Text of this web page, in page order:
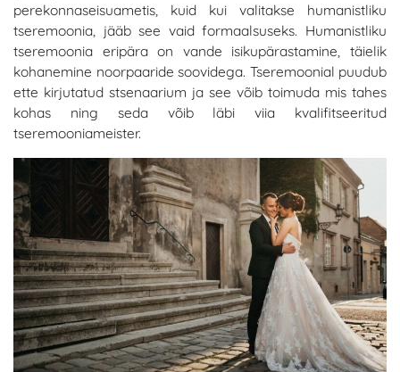
perekonnaseisuametis, kuid kui valitakse humanistliku
tseremoonia, jääb see vaid formaalsuseks. Humanistliku
tseremoonia eripära on vande isikupärastamine, täielik
kohanemine noorpaaride soovidega. Tseremoonial puudub
ette kirjutatud stsenaarium ja see võib toimuda mis tahes
kohas ning seda võib läbi viia kvalifitseeritud
tseremooniameister.